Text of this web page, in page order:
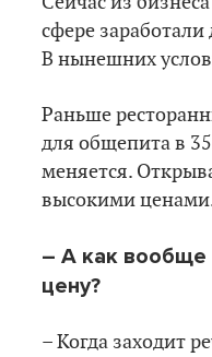
сфере
В нынешних
Раньше
для общепита в 35
меняется.
высокими
– А как вообще
цену?
– Когда заходит